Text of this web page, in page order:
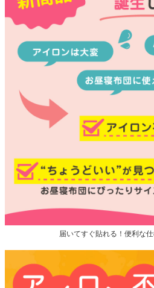
届いてすぐ貼れる！便利な